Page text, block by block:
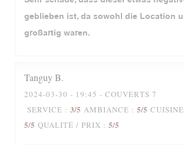
geblieben ist, da sowohl die Location
großartig waren.
TanguyB
2024-03-30 - 19:45 - COUVERTS 7
SERVICE : 3/5 AMBIANCE : 5/5 CUISINE
5/5 QUALITÉ / PRIX : 5/5